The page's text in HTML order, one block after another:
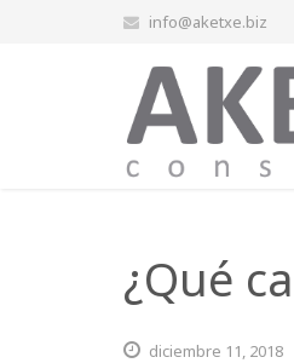
info@aketxe.biz
¿Qué
diciembre 11, 2018